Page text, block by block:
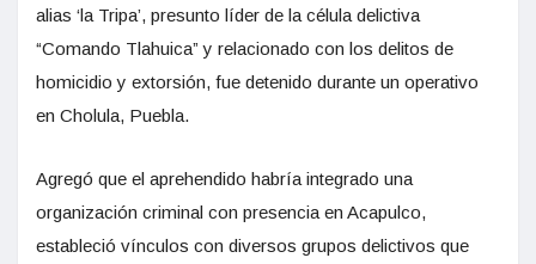
alias ‘la Tripa’, presunto líder de la célula delictiva
“Comando Tlahuica” y relacionado con los delitos de
homicidio y extorsión, fue detenido durante un operativo
en Cholula, Puebla.
Agregó que el aprehendido habría integrado una
organización criminal con presencia en Acapulco,
estableció vínculos con diversos grupos delictivos que